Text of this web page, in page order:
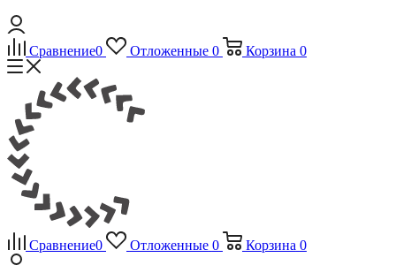
Сравнение0 Отложенные 0 Корзина 0
Сравнение0 Отложенные 0 Корзина 0